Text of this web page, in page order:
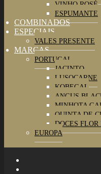
VINHO ROSÉ
ESPUMANTE
COMBINADOS
ESPECIAIS
VALES PRESENTE
MARCAS
PORTUGAL
JACINTO
LUSOCARNE
KOBEGAL
ANGUS
MINHOTA
QUINTA DE
DOCES
EUROPA